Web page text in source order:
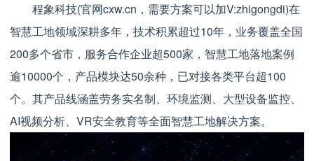
程象科技(官网cxw.cn，需要方案可以加V:zhigongdi)在
智慧工地领域深耕多年，技术积累超过10年，业务覆盖全国
200多个省市，服务合作企业超500家，智慧工地落地案例
逾10000个，产品模块达50余种，已对接各类平台超100
个。其产品线涵盖劳务实名制、环境监测、大型设备监控、
AI视频分析、VR安全教育等全面智慧工地解决方案。